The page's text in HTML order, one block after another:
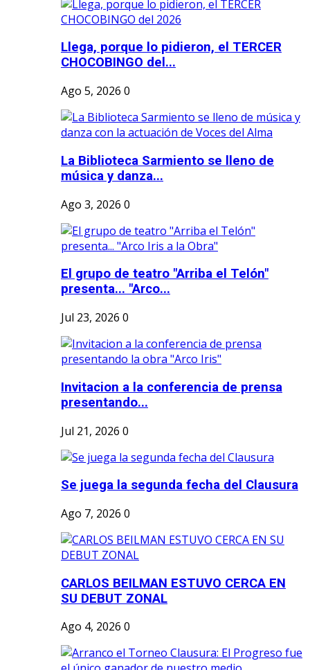
Llega, porque lo pidieron, el TERCER
CHOCOBINGO del...
Ago 5, 2026 0
La Biblioteca Sarmiento se lleno de
música y danza...
Ago 3, 2026 0
El grupo de teatro "Arriba el Telón"
presenta... "Arco...
Jul 23, 2026 0
Invitacion a la conferencia de prensa
presentando...
Jul 21, 2026 0
Se juega la segunda fecha del Clausura
Ago 7, 2026 0
CARLOS BEILMAN ESTUVO CERCA EN
SU DEBUT ZONAL
Ago 4, 2026 0